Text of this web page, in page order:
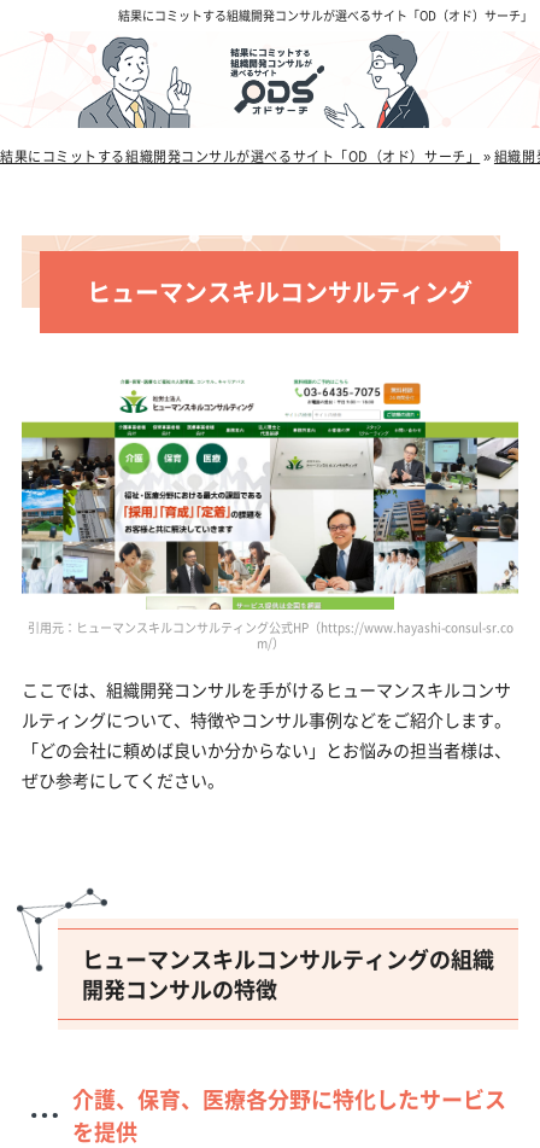
結果にコミットする組織開発コンサルが選べるサイト「OD（オド）サーチ」
結果にコミットする組織開発コンサルが選べるサイト「OD（オド）サーチ」 »組織開
ヒューマンスキルコンサルティング
引用元：ヒューマンスキルコンサルティング公式HP（https://www.hayashi-consul-sr.co
m/）
ここでは、組織開発コンサルを手がけるヒューマンスキルコンサ
ルティングについて、特徴やコンサル事例などをご紹介します。
「どの会社に頼めば良いか分からない」とお悩みの担当者様は、
ぜひ参考にしてください。
ヒューマンスキルコンサルティングの組織
開発コンサルの特徴
介護、保育、医療各分野に特化したサービス
を提供